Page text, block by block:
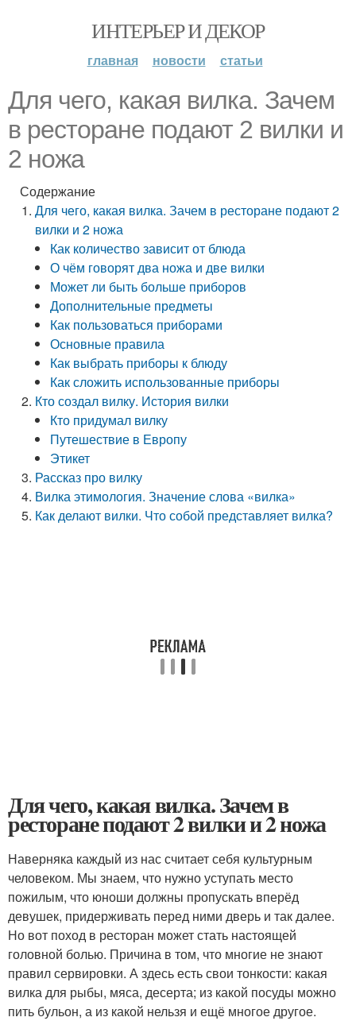
ИНТЕРЬЕР И ДЕКОР
главная новости статьи
Для чего, какая вилка. Зачем
в ресторане подают 2 вилки и
2 ножа
Содержание
Для чего, какая вилка. Зачем в ресторане подают 2
вилки и 2 ножа
Как количество зависит от блюда
О чём говорят два ножа и две вилки
Может ли быть больше приборов
Дополнительные предметы
Как пользоваться приборами
Основные правила
Как выбрать приборы к блюду
Как сложить использованные приборы
Кто создал вилку. История вилки
Кто придумал вилку
Путешествие в Европу
Этикет
Рассказ про вилку
Вилка этимология. Значение слова «вилка»
Как делают вилки. Что собой представляет вилка?
Для чего, какая вилка. Зачем в
ресторане подают 2 вилки и 2 ножа
Наверняка каждый из нас считает себя культурным
человеком. Мы знаем, что нужно уступать место
пожилым, что юноши должны пропускать вперёд
девушек, придерживать перед ними дверь и так далее.
Но вот поход в ресторан может стать настоящей
головной болью. Причина в том, что многие не знают
правил сервировки. А здесь есть свои тонкости: какая
вилка для рыбы, мяса, десерта; из какой посуды можно
пить бульон, а из какой нельзя и ещё многое другое.